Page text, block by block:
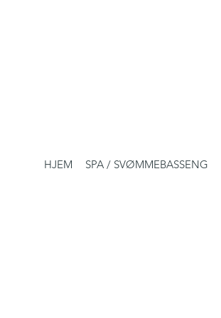
HJEM SPA / SVØMMEBASSENG